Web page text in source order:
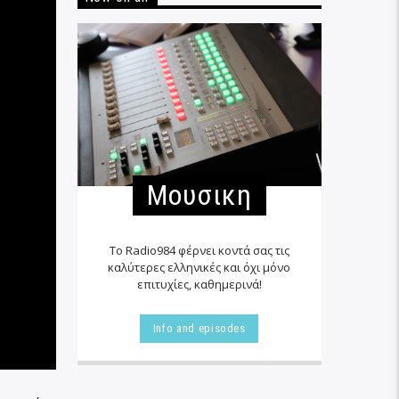
Μουσικη
Το Radio984 φέρνει κοντά σας τις
καλύτερες ελληνικές και όχι μόνο
επιτυχίες, καθημερινά!
Info and episodes